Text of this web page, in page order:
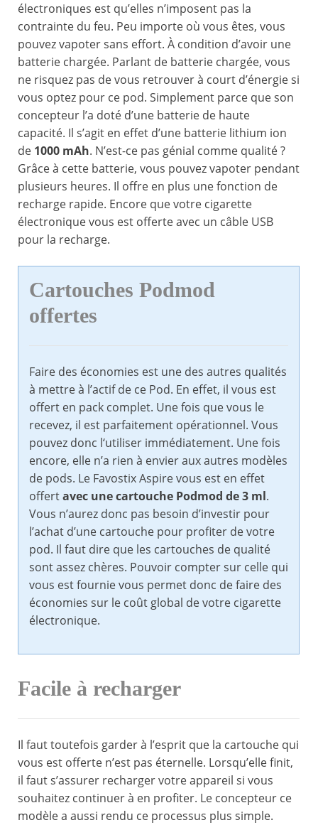
électroniques est qu’elles n’imposent pas la
contrainte du feu. Peu importe où vous êtes, vous
pouvez vapoter sans effort. À condition d’avoir une
batterie chargée. Parlant de batterie chargée, vous
ne risquez pas de vous retrouver à court d’énergie si
vous optez pour ce pod. Simplement parce que son
concepteur l’a doté d’une batterie de haute
capacité. Il s’agit en effet d’une batterie lithium ion
de 1000 mAh. N’est-ce pas génial comme qualité ?
Grâce à cette batterie, vous pouvez vapoter pendant
plusieurs heures. Il offre en plus une fonction de
recharge rapide. Encore que votre cigarette
électronique vous est offerte avec un câble USB
pour la recharge.
Cartouches Podmod
offertes
Faire des économies est une des autres qualités
à mettre à l’actif de ce Pod. En effet, il vous est
offert en pack complet. Une fois que vous le
recevez, il est parfaitement opérationnel. Vous
pouvez donc l‘utiliser immédiatement. Une fois
encore, elle n’a rien à envier aux autres modèles
de pods. Le Favostix Aspire vous est en effet
offertavec une cartouche Podmod de 3 ml.
Vous n’aurez donc pas besoin d’investir pour
l’achat d’une cartouche pour profiter de votre
pod. Il faut dire que les cartouches de qualité
sont assez chères. Pouvoir compter sur celle qui
vous est fournie vous permet donc de faire des
économies sur le coût global de votre cigarette
électronique.
Facile à recharger
Il faut toutefois garder à l’esprit que la cartouche qui
vous est offerte n’est pas éternelle. Lorsqu’elle finit,
il faut s’assurer recharger votre appareil si vous
souhaitez continuer à en profiter. Le concepteur ce
modèle a aussi rendu ce processus plus simple.